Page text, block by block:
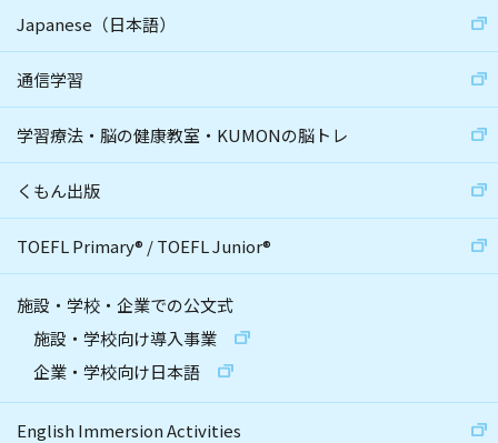
Japanese（日本語）
通信学習
学習療法・脳の健康教室・KUMONの脳トレ
くもん出版
TOEFL Primary® /TOEFL Junior®
施設・学校・企業での公文式
施設・学校向け導入事業
企業・学校向け日本語
English Immersion Activities